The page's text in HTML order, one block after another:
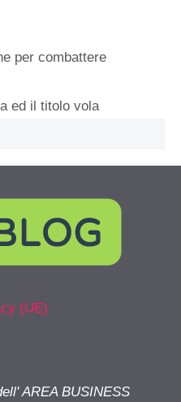
per combattere
ed il titolo vola
(UE)
AREA BUSINESS